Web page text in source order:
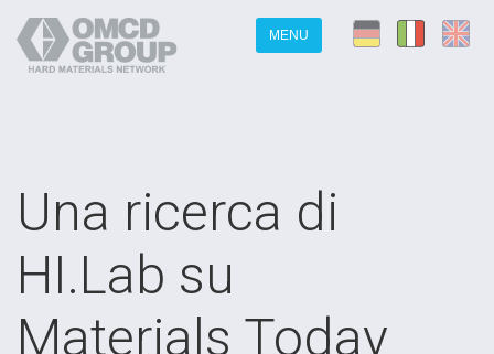
MENU
Una ricerca di
HI.Lab su
Materials Today